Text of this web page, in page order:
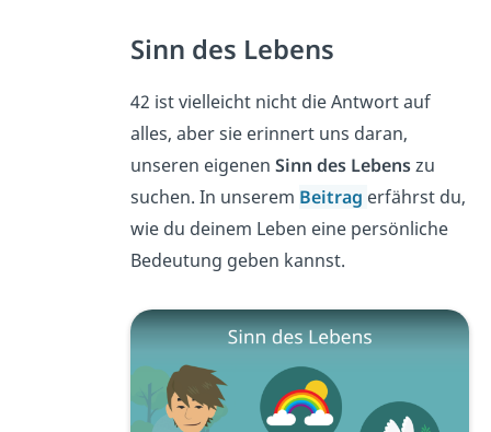
Sinn des Lebens
42 ist vielleicht nicht die Antwort auf
alles, aber sie erinnert uns daran,
unseren eigenen Sinn des Lebenszu
suchen. In unserem Beitrag erfährst du,
wie du deinem Leben eine persönliche
Bedeutung geben kannst.